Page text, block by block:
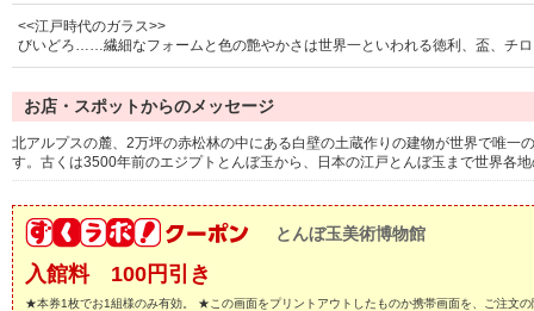
<<江戸時代のガラス>>
びいどろ……繊細なフォームと色の艶やかさは世界一といわれる徳利、盃、チ
お店・スポットからのメッセージ
北アルプスの麓、2万坪の赤松林の中にある白壁の土蔵作りの建物が世界で唯一
す。古くは3500年前のエジプトとんぼ玉から、日本の江戸とんぼ玉まで世界各
とんぼ玉美術博物館
入館料 100円引き
★本券1枚でお1組様のみ有効。 ★この画面をプリントアウトしたものか携帯画面を、ご注文